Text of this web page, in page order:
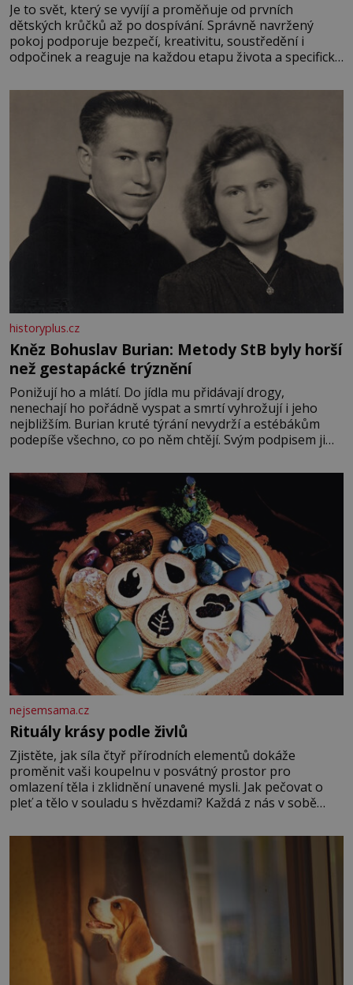
Je to svět, který se vyvíjí a proměňuje od prvních
dětských krůčků až po dospívání. Správně navržený
pokoj podporuje bezpečí, kreativitu, soustředění i
odpočinek a reaguje na každou etapu života a specifické
měkkost a bezpečí, proto by pokoj miminka měl působit
především klidně a útulně. Předškolní věk je
historyplus.cz
Kněz Bohuslav Burian: Metody StB byly horší
než gestapácké trýznění
Ponižují ho a mlátí. Do jídla mu přidávají drogy,
nenechají ho pořádně vyspat a smrtí vyhrožují i jeho
nejbližším. Burian kruté týrání nevydrží a estébákům
podepíše všechno, co po něm chtějí. Svým podpisem jim
fyzický ani psychický nátlak. Syn brněnského řezníka
chce být knězem a
nejsemsama.cz
Rituály krásy podle živlů
Zjistěte, jak síla čtyř přírodních elementů dokáže
proměnit vaši koupelnu v posvátný prostor pro
omlazení těla i zklidnění unavené mysli. Jak pečovat o
pleť a tělo v souladu s hvězdami? Každá z nás v sobě
povaze, ale i v potřebách naší pokožky. Ohnivá znamení
Ženy narozené ve znamení Berana, Lva a Střelce v sobě
nesou žár, odvahu a neutuchající elán. Vaše